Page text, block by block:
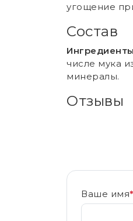
угощение
Состав
числе мука
минералы.
Отзывы
Ваше имя*